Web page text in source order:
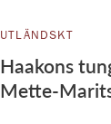
UTLÄNDSKT
Haakons
Mette-